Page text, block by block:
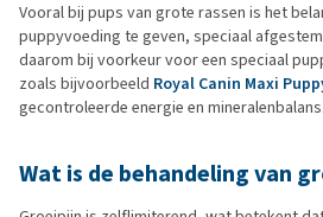
Vooral bij pups van grote rassen is het
puppyvoeding te geven, speciaal
daarom bij voorkeur voor een speciaal
zoals bijvoorbeeld Royal Canin Maxi
gecontroleerde energie en mineralenbalans.
Wat is de behandeling van